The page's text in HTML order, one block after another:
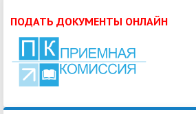
ПОДАТЬ ДОКУМЕНТЫ ОНЛАЙН